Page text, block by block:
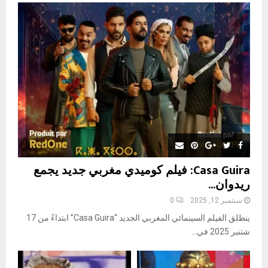
o
r
R
C
Casa Guira: فيلم كوميدي مغربي جديد يجمع
ريدوان...
سبتمبر 12, 2025 0
ينطلق الفيلم السينمائي المغربي الجديد “Casa Guira” ابتداءً من 17
شتنبر 2025 في...